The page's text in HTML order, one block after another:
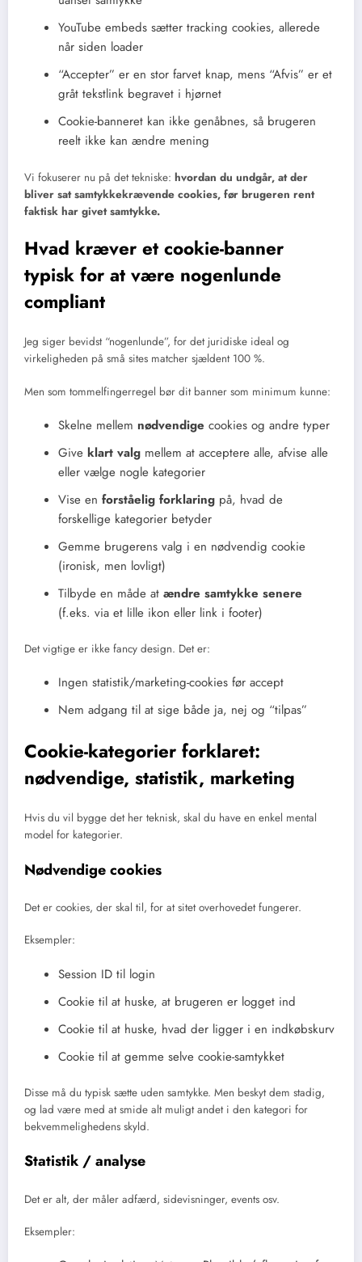
YouTube embeds sætter tracking cookies, allerede
når siden loader
“Accepter” er en stor farvet knap, mens “Afvis” er et
gråt tekstlink begravet i hjørnet
Cookie-banneret kan ikke genåbnes, så brugeren
reelt ikke kan ændre mening
Vi fokuserer nu på det tekniske: hvordan du undgår, at der
bliver sat samtykkekrævende cookies, før brugeren rent
faktisk har givet samtykke.
Hvad kræver et cookie-banner
typisk for at være nogenlunde
compliant
Jeg siger bevidst “nogenlunde”, for det juridiske ideal og
virkeligheden på små sites matcher sjældent 100 %.
Men som tommelfingerregel bør dit banner som minimum kunne:
Skelne mellem nødvendige cookies og andre typer
Give klart valg mellem at acceptere alle, afvise alle
eller vælge nogle kategorier
Vise en forståelig forklaring på, hvad de
forskellige kategorier betyder
Gemme brugerens valg i en nødvendig cookie
(ironisk, men lovligt)
Tilbyde en måde at ændre samtykke senere
(f.eks. via et lille ikon eller link i footer)
Det vigtige er ikke fancy design. Det er:
Ingen statistik/marketing-cookies før accept
Nem adgang til at sige både ja, nej og “tilpas”
Cookie-kategorier forklaret:
nødvendige, statistik, marketing
Hvis du vil bygge det her teknisk, skal du have en enkel mental
model for kategorier.
Nødvendige cookies
Det er cookies, der skal til, for at sitet overhovedet fungerer.
Eksempler:
Session ID til login
Cookie til at huske, at brugeren er logget ind
Cookie til at huske, hvad der ligger i en indkøbskurv
Cookie til at gemme selve cookie-samtykket
Disse må du typisk sætte uden samtykke. Men beskyt dem stadig,
og lad være med at smide alt muligt andet i den kategori for
bekvemmelighedens skyld.
Statistik / analyse
Det er alt, der måler adfærd, sidevisninger, events osv.
Eksempler: